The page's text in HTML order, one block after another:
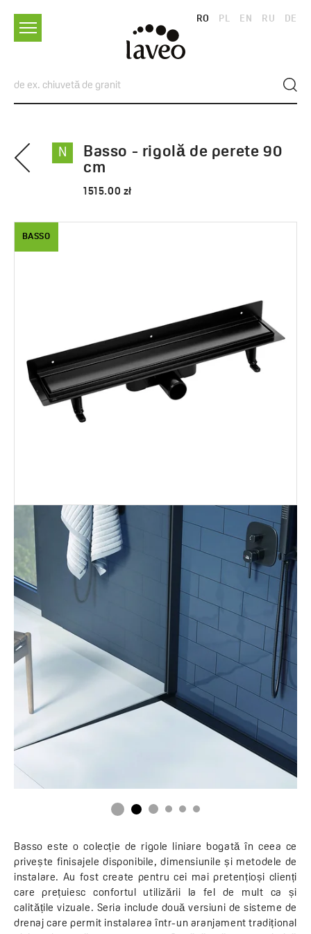
RO PL EN RU DE
N
Basso - rigolă de perete 90
cm
1515.00 zł
BASSO
Basso este o colecție de rigole liniare bogată în ceea ce
privește finisajele disponibile, dimensiunile și metodele de
instalare. Au fost create pentru cei mai pretențioși clienți
care prețuiesc confortul utilizării la fel de mult ca și
calitățile vizuale. Seria include două versiuni de sisteme de
drenaj care permit instalarea într-un aranjament tradițional